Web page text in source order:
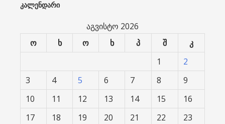
ᲙᲐᲚᲔᲜᲓᲐᲠᲘ
აგვისტო 2026
ო
ხ ო ხ პ შ
კ
1
2
3
4 5 6 7 8
9
10
11 12 13 14 15
16
17
18 19 20 21 22 23